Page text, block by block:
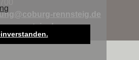
coburg-rennsteig.de
rennsteig.de